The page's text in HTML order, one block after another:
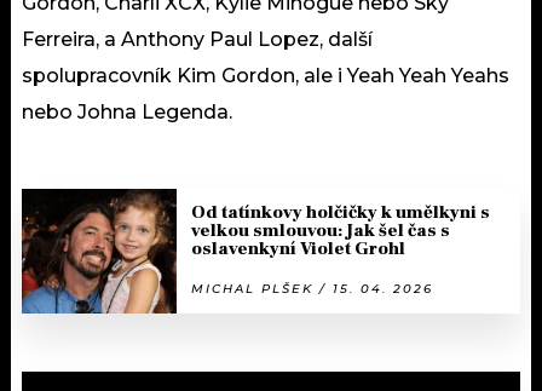
Ferreira, a Anthony Paul Lopez, další
spolupracovník Kim Gordon, ale i Yeah Yeah Yeahs
nebo Johna Legenda.
Od tatínkovy holčičky k umělkyni s
velkou smlouvou: Jak šel čas s
oslavenkyní Violet Grohl
MICHAL PLŠEK / 15. 04. 2026